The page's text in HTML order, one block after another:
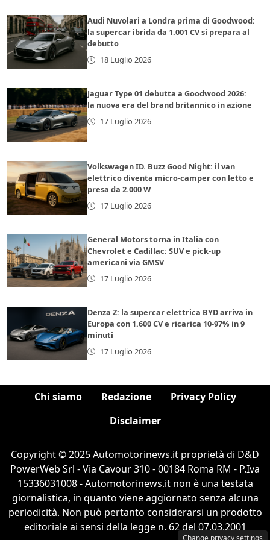
Audi Nuvolari a Londra prima di Goodwood:
la supercar ibrida da 1.001 CV si prepara al
debutto
18 Luglio 2026
Jaguar Type 01 debutta a Goodwood 2026:
la nuova era del brand britannico in azione
17 Luglio 2026
Volkswagen ID. Buzz Good Night: il van
elettrico diventa micro-camper con letto e
presa da 2.000 W
17 Luglio 2026
General Motors torna in Italia con
Chevrolet e Cadillac: SUV e pick-up
americani via GMSV
17 Luglio 2026
Denza Z: la supercar elettrica BYD arriva in
Europa con 1.600 CV e ricarica 10-97% in 9
minuti
17 Luglio 2026
Chi siamo Redazione
Privacy Policy
Disclaimer
Copyright © 2025 Automotorinews.it proprietà di D&D
PowerWeb Srl - Via Cavour 310 - 00184 Roma RM - P.Iva
15336031008 - Automotorinews.it non è una testata
giornalistica, in quanto viene aggiornato senza alcuna
periodicità. Non può pertanto considerarsi un prodotto
editoriale ai sensi della legge n. 62 del 07.03.2001
Change privacy settings